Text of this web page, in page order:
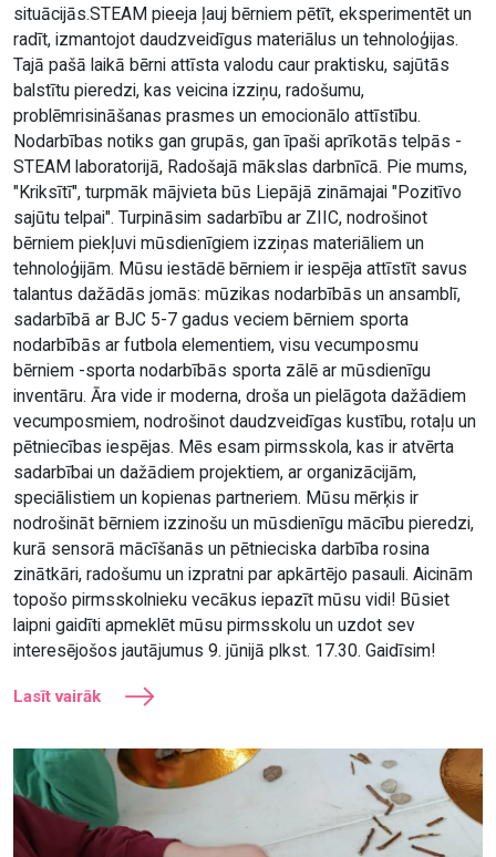
situācijās.STEAM pieeja ļauj bērniem pētīt, eksperimentēt un
radīt, izmantojot daudzveidīgus materiālus un tehnoloģijas.
Tajā pašā laikā bērni attīsta valodu caur praktisku, sajūtās
balstītu pieredzi, kas veicina izziņu, radošumu,
problēmrisināšanas prasmes un emocionālo attīstību.
Nodarbības notiks gan grupās, gan īpaši aprīkotās telpās -
STEAM laboratorijā, Radošajā mākslas darbnīcā. Pie mums,
"Kriksītī", turpmāk mājvieta būs Liepājā zināmajai "Pozitīvo
sajūtu telpai". Turpināsim sadarbību ar ZIIC, nodrošinot
bērniem piekļuvi mūsdienīgiem izziņas materiāliem un
tehnoloģijām. Mūsu iestādē bērniem ir iespēja attīstīt savus
talantus dažādās jomās: mūzikas nodarbībās un ansamblī,
sadarbībā ar BJC 5-7 gadus veciem bērniem sporta
nodarbībās ar futbola elementiem, visu vecumposmu
bērniem -sporta nodarbībās sporta zālē ar mūsdienīgu
inventāru. Āra vide ir moderna, droša un pielāgota dažādiem
vecumposmiem, nodrošinot daudzveidīgas kustību, rotaļu un
pētniecības iespējas. Mēs esam pirmsskola, kas ir atvērta
sadarbībai un dažādiem projektiem, ar organizācijām,
speciālistiem un kopienas partneriem. Mūsu mērķis ir
nodrošināt bērniem izzinošu un mūsdienīgu mācību pieredzi,
kurā sensorā mācīšanās un pētnieciska darbība rosina
zinātkāri, radošumu un izpratni par apkārtējo pasauli. Aicinām
topošo pirmsskolnieku vecākus iepazīt mūsu vidi! Būsiet
laipni gaidīti apmeklēt mūsu pirmsskolu un uzdot sev
interesējošos jautājumus 9. jūnijā plkst. 17.30. Gaidīsim!
Lasīt vairāk